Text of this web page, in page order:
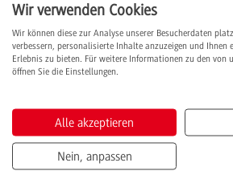
Bay, Katja, Dr.
Stellvertretende Ansprechpartnerin der
Standortübergreifende Beauftragte für
Wir verwenden Cookies
Wir können diese zur Analyse unserer Besucherdaten
verbessern, personalisierte Inhalte anzuzeigen und Ihnen
Erlebnis zu bieten. Für weitere Informationen zu den von
öffnen Sie die Einstellungen.
Alle akzeptieren
Nein, anpassen